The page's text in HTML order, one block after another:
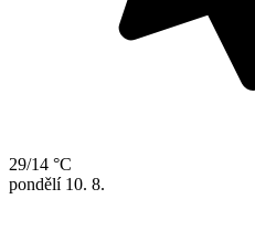
29/14 °C
pondělí 10. 8.